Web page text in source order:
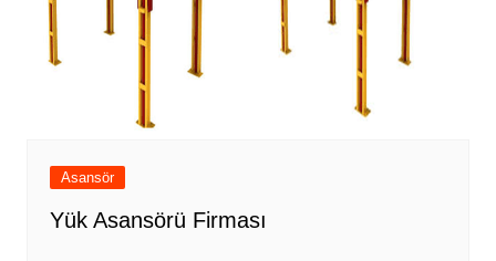
Asansör
Yük Asansörü Firması